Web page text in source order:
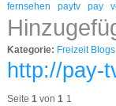
fernsehen paytv pay
Kategorie: Freizeit Blogs
http://pay-
Seite 1 von 1 1